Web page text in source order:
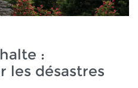
:
les désastres